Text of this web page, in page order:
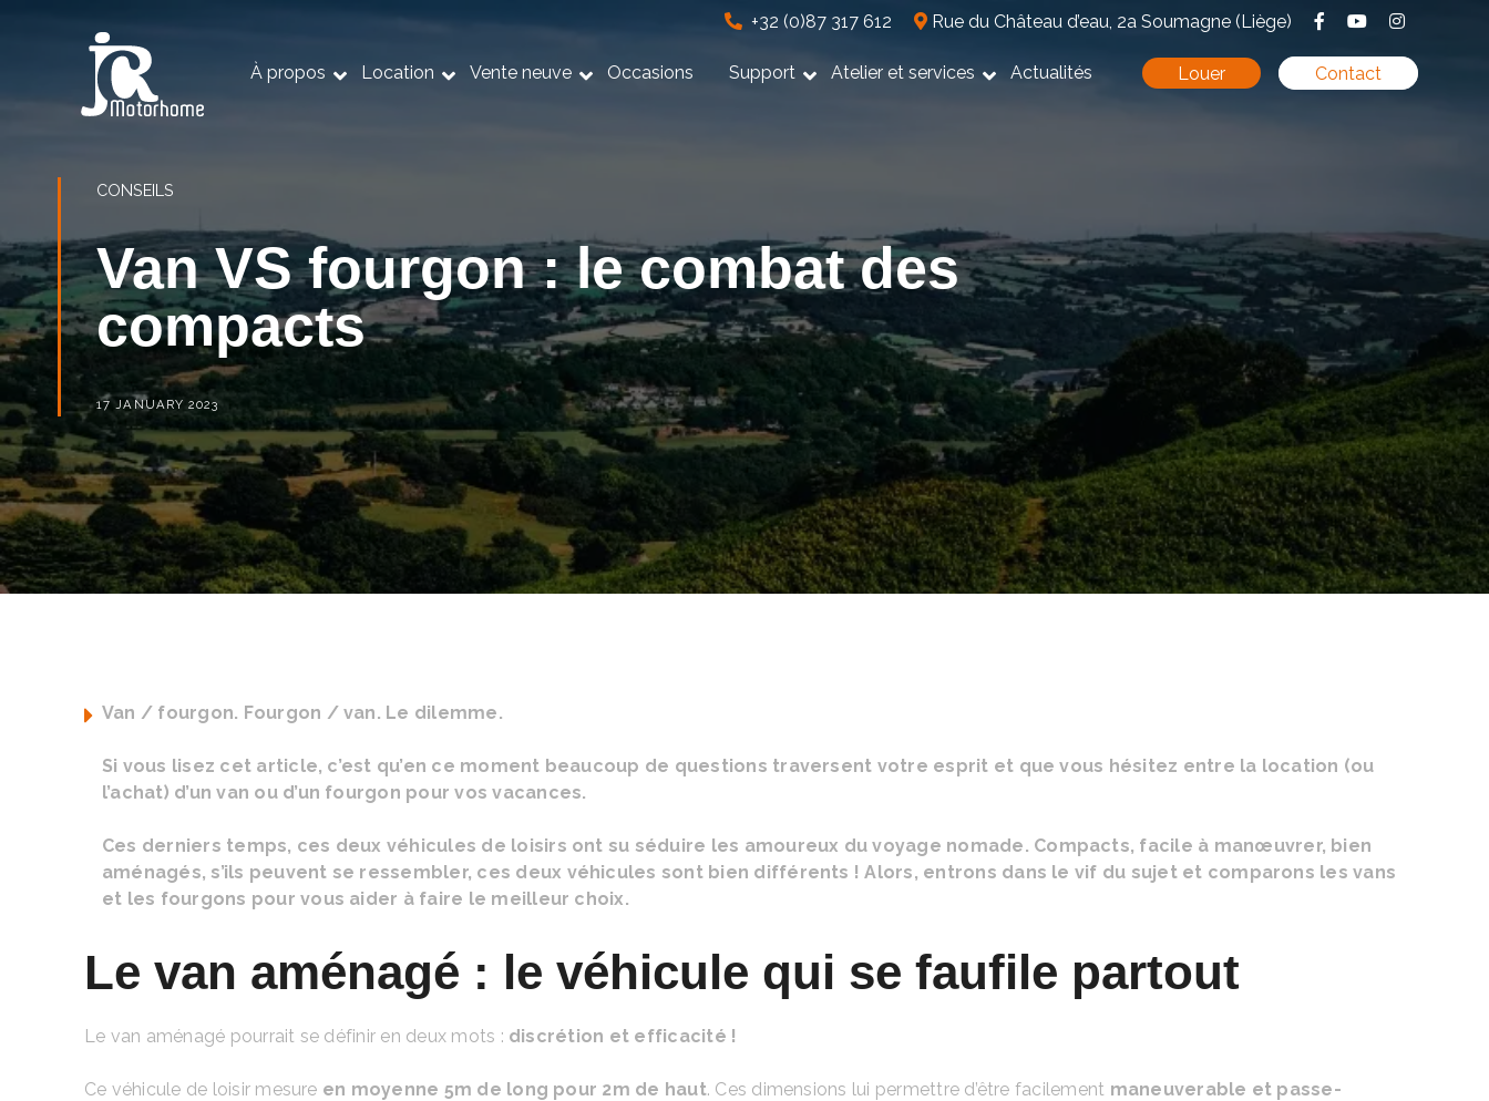
+32 (0)87 317 612 Rue du Château d’eau, 2a Soumagne (Liège)
À propos Location Vente neuve Occasions Support Atelier et services Actualités Louer Contact
CONSEILS
Van VS fourgon : le combat des
compacts
17 JANUARY 2023
Van / fourgon. Fourgon / van. Le dilemme.
Si vous lisez cet article, c’est qu’en ce moment beaucoup de questions traversent votre esprit et que vous hésitez entre la location (ou
l’achat) d’un van ou d’un fourgon pour vos vacances.
Ces derniers temps, ces deux véhicules de loisirs ont su séduire les amoureux du voyage nomade. Compacts, facile à manœuvrer, bien
aménagés, s’ils peuvent se ressembler, ces deux véhicules sont bien différents ! Alors, entrons dans le vif du sujet et comparons les vans
et les fourgons pour vous aider à faire le meilleur choix.
Le van aménagé : le véhicule qui se faufile partout
Le van aménagé pourrait se définir en deux mots : discrétion et efficacité !
Ce véhicule de loisir mesure en moyenne 5m de long pour 2m de haut. Ces dimensions lui permettre d’être facilement maneuverable et passe-